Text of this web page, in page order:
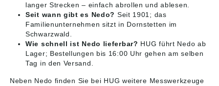
langer Strecken – einfach abrollen und ablesen.
Seit wann gibt es Nedo? Seit 1901; das
Familienunternehmen sitzt in Dornstetten im
Schwarzwald.
Wie schnell ist Nedo lieferbar? HUG führt Nedo ab
Lager; Bestellungen bis 16:00 Uhr gehen am selben
Tag in den Versand.
Neben Nedo finden Sie bei HUG weitere Messwerkzeuge